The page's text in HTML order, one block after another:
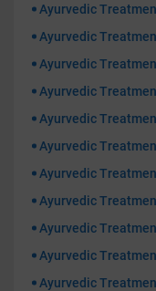
Ayurvedic
Ayurvedic
Ayurvedic
Ayurvedic
Ayurvedic
Ayurvedic
Ayurvedic
Ayurvedic
Ayurvedic
Ayurvedic
Ayurvedic